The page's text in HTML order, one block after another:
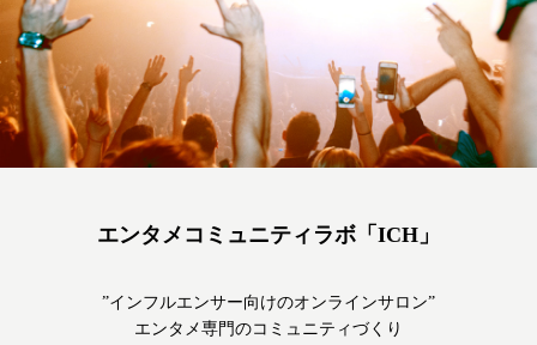
エンタメコミュニティラボ「ICH」
”インフルエンサー向けのオンラインサロン”
エンタメ専門のコミュニティづくり